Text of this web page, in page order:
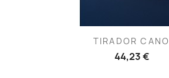
TIRADOR CANO
44,23 €